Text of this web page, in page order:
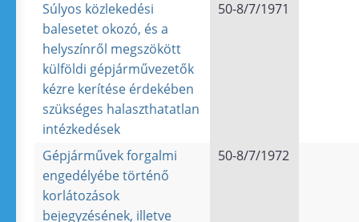
Súlyos közlekedési
balesetet okozó, és a
helyszínről megszökött
külföldi gépjárművezetők
kézre kerítése érdekében
szükséges halaszthatatlan
intézkedések
50-8/7/1971
Gépjárművek forgalmi
engedélyébe történő
korlátozások
bejegyzésének, illetve
50-8/7/1972